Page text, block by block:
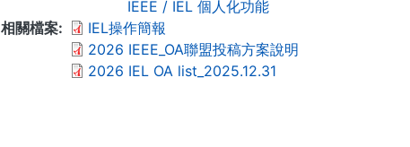
IEEE / IEL 個人化功能
相關檔案
IEL操作簡報
2026 IEEE_OA聯盟投稿方案說明
2026 IEL OA list_2025.12.31